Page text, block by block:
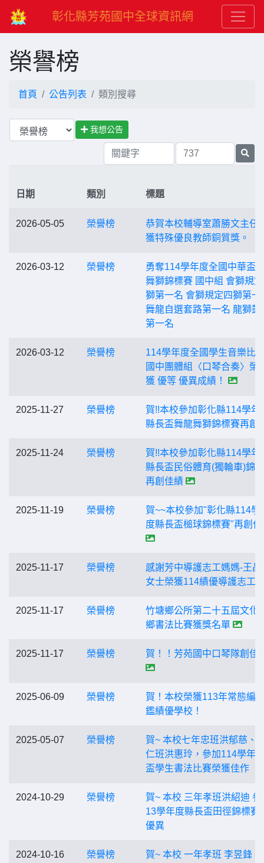
彰化縣芳苑國中全球資訊網
榮譽榜
首頁 公告列表 類別搜尋
我想公告
日期 類別 標題
2026-05-05 榮譽榜
恭賀本校輔導室蕭勝文主任
獲特殊優良教師銅質獎。
2026-03-12 榮譽榜
勇奪114學年度全國中華盃
舞獅錦標賽 國中組 會獅規
獅第一名 會獅規定四獅第一
舞龍自選套路第一名 龍獅鼓
第一名
2026-03-12 榮譽榜
114學年度全國學生音樂比
國中團體組〈口琴合奏〉榮
獲 優等 優異成績！
2025-11-27 榮譽榜
賀!!本校參加彰化縣114學年
縣長盃舞龍舞獅錦標賽再創
2025-11-24 榮譽榜
賀!!本校參加彰化縣114學年
縣長盃民俗體育(獨輪車)錦
再創佳績
2025-11-19 榮譽榜
賀~~本校參加"彰化縣114學
度縣長盃槌球錦標賽"再創佳
2025-11-17 榮譽榜
感謝芳中導護志工媽媽-王晶
女士榮獲114績優導護志工
2025-11-17 榮譽榜
竹塘鄉公所第二十五屆文化
鄉書法比賽獲獎名單
2025-11-17 榮譽榜 賀！！芳苑國中口琴隊創佳
2025-06-09 榮譽榜
賀！本校榮獲113年常態編
鑑績優學校！
2025-05-07 榮譽榜
賀~ 本校七年忠班洪郁慈、
仁班洪惠玲，參加114學年
盃學生書法比賽榮獲佳作
2024-10-29 榮譽榜
賀~ 本校 三年孝班洪紹迪 參
13學年度縣長盃田徑錦標賽
優異
2024-10-16 榮譽榜
賀~ 本校 一年孝班 李昱鋒